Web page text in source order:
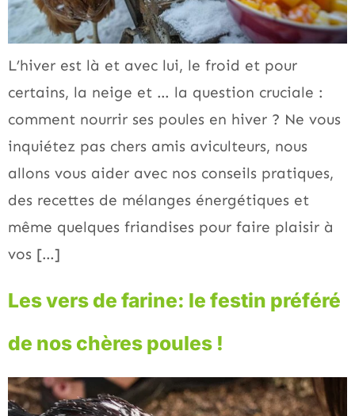
L’hiver est là et avec lui, le froid et pour
certains, la neige et … la question cruciale :
comment nourrir ses poules en hiver ? Ne vous
inquiétez pas chers amis aviculteurs, nous
allons vous aider avec nos conseils pratiques,
des recettes de mélanges énergétiques et
même quelques friandises pour faire plaisir à
vos […]
Les vers de farine: le festin préféré
de nos chères poules !